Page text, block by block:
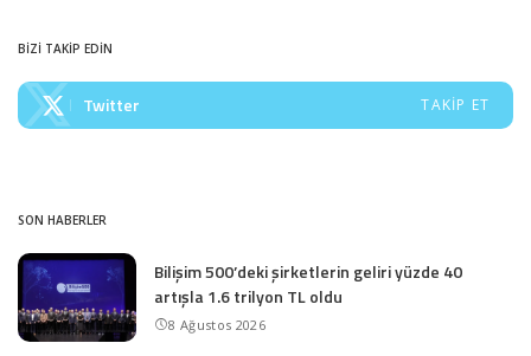
BİZİ TAKİP EDİN
Twitter TAKIP ET
SON HABERLER
Bilişim 500’deki şirketlerin geliri yüzde 40
artışla 1.6 trilyon TL oldu
8 Ağustos 2026